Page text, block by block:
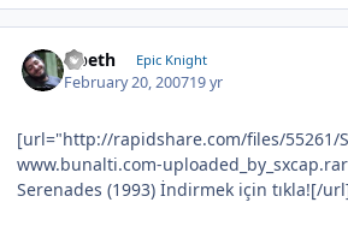
Opeth Epic Knight
February 20, 200719 yr
[url="http://rapidshare.com/files/55261/
www.bunalti.com-
Serenades (1993) İndirmek için tıkla![/